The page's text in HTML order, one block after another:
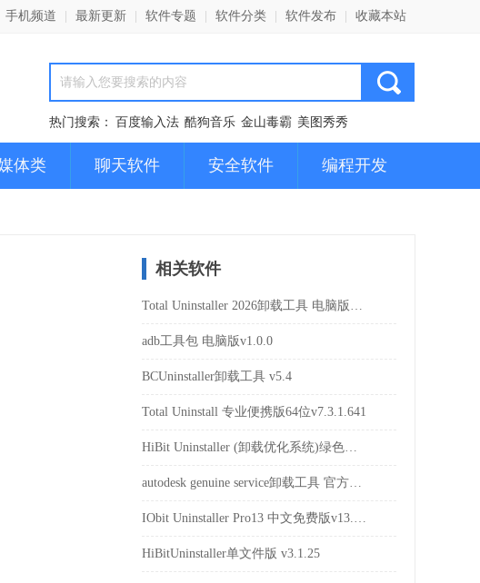
手机频道 最新更新 软件专题 软件分类 软件发布 收藏本站
热门搜索： 百度输入法 酷狗音乐 金山毒霸 美图秀秀
体类 聊天软件 安全软件 编程开发
相关软件
Total Uninstaller 2026卸载工具 电脑版v3.0.0
adb工具包 电脑版v1.0.0
BCUninstaller卸载工具 v5.4
Total Uninstall 专业便携版64位v7.3.1.641
HiBit Uninstaller (卸载优化系统)绿色版v2.7.45
autodesk genuine service卸载工具 官方版v3.2.18
IObit Uninstaller Pro13 中文免费版v13.0.0.11
HiBitUninstaller单文件版 v3.1.25